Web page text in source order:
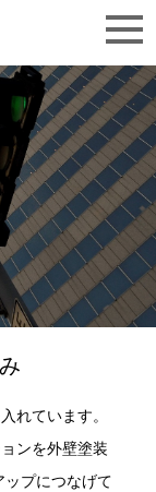
れています。
ンを外壁塗装
プにつなげて